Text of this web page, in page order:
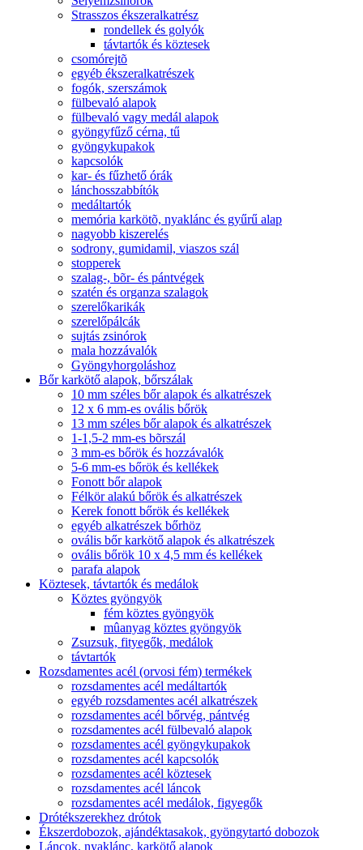
Strasszos ékszeralkatrész
rondellek és golyók
távtartók és köztesek
csomórejtõ
egyéb ékszeralkatrészek
fogók, szerszámok
fülbevaló alapok
fülbevaló vagy medál alapok
gyöngyfűző cérna, tű
gyöngykupakok
kapcsolók
kar- és fűzhető órák
lánchosszabbítók
medáltartók
memória karkötõ, nyaklánc és gyűrű alap
nagyobb kiszerelés
sodrony, gumidamil, viaszos szál
stopperek
szalag-, bõr- és pántvégek
szatén és organza szalagok
szerelőkarikák
szerelőpálcák
sujtás zsinórok
mala hozzávalók
Gyöngyhorgoláshoz
Bőr karkötő alapok, bőrszálak
10 mm széles bőr alapok és alkatrészek
12 x 6 mm-es ovális bőrök
13 mm széles bőr alapok és alkatrészek
1-1,5-2 mm-es bõrszál
3 mm-es bőrök és hozzávalók
5-6 mm-es bőrök és kellékek
Fonott bőr alapok
Félkör alakú bőrök és alkatrészek
Kerek fonott bőrök és kellékek
egyéb alkatrészek bőrhöz
ovális bőr karkötő alapok és alkatrészek
ovális bőrök 10 x 4,5 mm és kellékek
parafa alapok
Köztesek, távtartók és medálok
Köztes gyöngyök
fém köztes gyöngyök
mûanyag köztes gyöngyök
Zsuzsuk, fityegők, medálok
távtartók
Rozsdamentes acél (orvosi fém) termékek
rozsdamentes acél medáltartók
egyéb rozsdamentes acél alkatrészek
rozsdamentes acél bőrvég, pántvég
rozsdamentes acél fülbevaló alapok
rozsdamentes acél gyöngykupakok
rozsdamentes acél kapcsolók
rozsdamentes acél köztesek
rozsdamentes acél láncok
rozsdamentes acél medálok, figyegők
Drótékszerekhez drótok
Ékszerdobozok, ajándéktasakok, gyöngytartó dobozok
Láncok, nyaklánc, karkötő alapok